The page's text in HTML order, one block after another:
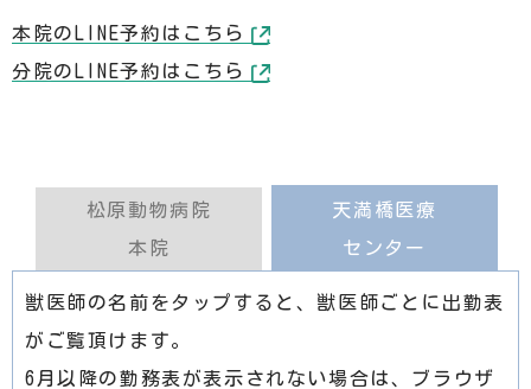
本院のLINE予約はこちら
分院のLINE予約はこちら
松原動物病院
本院
天満橋医療
センター
獣医師の名前をタップすると、獣医師ごとに出勤表
がご覧頂けます。
6月以降の勤務表が表示されない場合は、ブラウザ